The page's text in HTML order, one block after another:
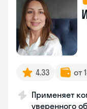
4.33 от
Применяет
уверенного